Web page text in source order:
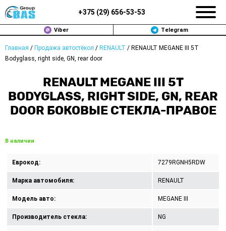
+375 (29) 656-53-53
Viber Telegram
Главная / Продажа автостёкол / RENAULT / RENAULT MEGANE III 5T
Bodyglass, right side, GN, rear door
RENAULT MEGANE III 5T
BODYGLASS, RIGHT SIDE, GN, REAR
DOOR БОКОВЫЕ СТЕКЛА-ПРАВОЕ
В наличии
Еврокод: 7279RGNH5RDW
Марка автомобиля: RENAULT
Модель авто: MEGANE III
Производитель стекла: NG
ЗАМЕНА АВТОСТЕКОЛ В МИНСКЕ
ПРОДАЖА АВТОСТЁКОЛ
РЕМОНТ
ПОЛИТИКА КОНФИДЕНЦИАЛЬНОСТИ